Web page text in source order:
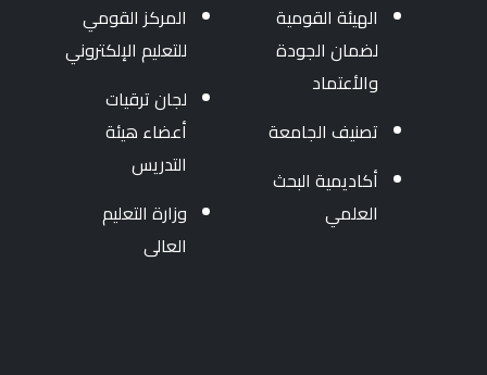
الهيئة القومية
لضمان الجودة
والأعتماد
تصنيف الجامعة
أكاديمية البحث
العلمي
المركز القومي
للتعليم الإلكتروني
لجان ترقيات
أعضاء هيئة
التدريس
وزارة التعليم
العالى